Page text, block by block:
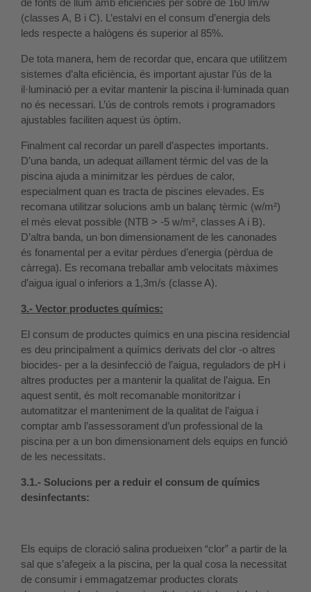
de fonts de llum amb eficiències per sobre de 160 lm/w
(classes A, B i C). L’estalvi en el consum d’energia dels
leds respecte a halògens és superior al 85%.
De tota manera, hem de recordar que, encara que utilitzem
sistemes d’alta eficiència, és important ajustar l’ús de la
il·luminació per a evitar mantenir la piscina il·luminada quan
no és necessari. L’ús de controls remots i programadors
ajustables faciliten aquest ús òptim.
Finalment cal recordar un parell d’aspectes importants.
D’una banda, un adequat aïllament tèrmic del vas de la
piscina ajuda a minimitzar les pèrdues de calor,
especialment quan es tracta de piscines elevades. Es
recomana utilitzar solucions amb un balanç tèrmic (w/m²)
el més elevat possible (NTB > -5 w/m², classes A i B).
D’altra banda, un bon dimensionament de les canonades
és fonamental per a evitar pèrdues d’energia (pèrdua de
càrrega). Es recomana treballar amb velocitats màximes
d’aigua igual o inferiors a 1,3m/s (classe A).
3.- Vector productes químics:
El consum de productes químics en una piscina residencial
es deu principalment a químics derivats del clor -o altres
biocides- per a la desinfecció de l’aigua, reguladors de pH i
altres productes per a mantenir la qualitat de l’aigua. En
aquest sentit, és molt recomanable monitoritzar i
automatitzar el manteniment de la qualitat de l’aigua i
comptar amb l’assessorament d’un professional de la
piscina per a un bon dimensionament dels equips en funció
de les necessitats.
3.1.- Solucions per a reduir el consum de químics
desinfectants:
Els equips de cloració salina produeixen “clor” a partir de la
sal que s’afegeix a la piscina, per la qual cosa la necessitat
de consumir i emmagatzemar productes clorats